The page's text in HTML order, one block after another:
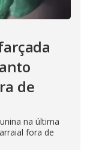
de
na última
fora de